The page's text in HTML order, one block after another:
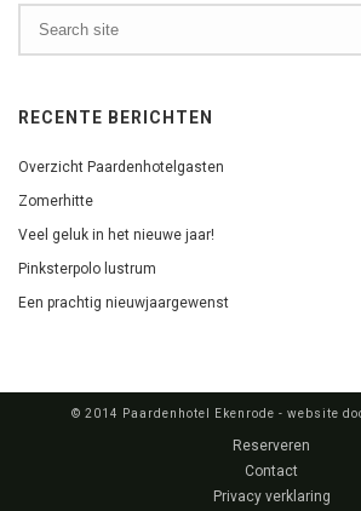
RECENTE BERICHTEN
Overzicht Paardenhotelgasten
Zomerhitte
Veel geluk in het nieuwe jaar!
Pinksterpolo lustrum
Een prachtig nieuwjaargewenst
© 2014 Paardenhotel Ekenrode - website
Reserveren
Contact
Privacy verklaring